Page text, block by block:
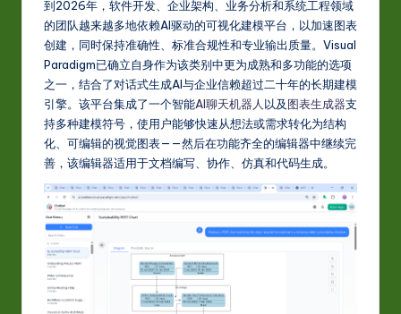
S
m
p
fi
C
hi
到2026年，软件开发、企业架构、业务分析和系统工程领域
的团队越来越多地依赖AI驱动的可视化建模平台，以加速图表
创建，同时保持准确性、标准合规性和专业输出质量。Visual
Paradigm已确立自身作为该类别中更为成熟和多功能的选项
之一，结合了对话式生成AI与企业信赖超过二十年的长期建模
引擎。该平台集成了一个智能AI聊天机器人 以及图表生成器支
持多种建模符号，使用户能够快速从想法或需求转化为结构
化、可编辑的视觉图表——然后在功能齐全的编辑器中继续完
善，该编辑器适用于文档编写、协作、仿真和代码生成。